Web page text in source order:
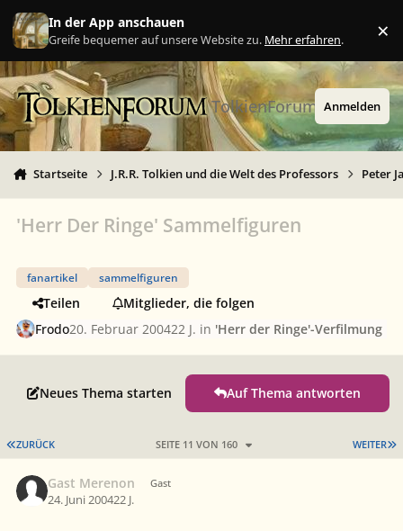
Zu Inhalt springen
In der App anschauen
Greife bequemer auf unsere Website zu. Mehr erfahren. ×
TolkienForum Anmelden
Startseite J.R.R. Tolkien und die Welt des Professors Peter
'Herr Der Ringe' Sammelfiguren
fanartikel sammelfiguren
Teilen
Mitglieder, die folgen
Frodo20. Februar 200422 J. in 'Herr der Ringe'-Verfilmung
Neues Thema starten Auf Thema antworten
ERSTE SEITE
ZURÜCK WEITER
SEITE 11 VON 160
Gast Merenon Gast
24. Juni 200422 J.